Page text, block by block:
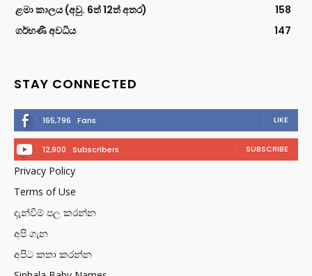
ළමා කාලය (අවු. 6ත් 12ත් අතර)
158
ගර්භණී අවධිය
147
STAY CONNECTED
165,796 Fans LIKE
12,900 Subscribers SUBSCRIBE
Privacy Policy
Terms of Use
දැන්වීම් පල කරන්න
අපි ගැන
අපිට කතා කරන්න